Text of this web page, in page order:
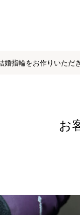
婚指輪をお作りいただ
お